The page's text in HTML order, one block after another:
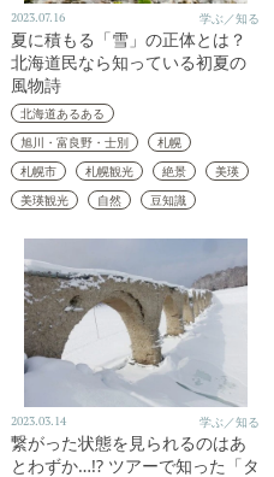
2023.07.16 学ぶ／知る
夏に積もる「雪」の正体とは？
北海道民なら知っている初夏の
風物詩
北海道あるある
旭川・富良野・士別
札幌
札幌市
札幌観光 絶景
美瑛
美瑛観光
自然 豆知識
2023.03.14 学ぶ／知る
繋がった状態を見られるのはあ
とわずか…!? ツアーで知った「タ